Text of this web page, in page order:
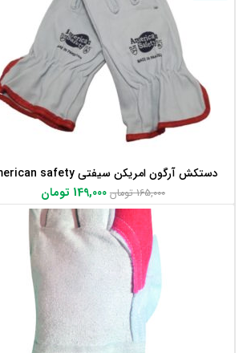
اطلاعات بیشتر
دستکش آرگون امریکن سیفتی american safety
165,000 تومان 149,000 تومان